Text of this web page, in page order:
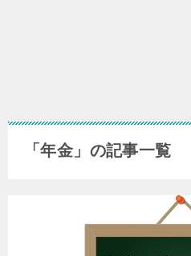
「年金」の記事一覧